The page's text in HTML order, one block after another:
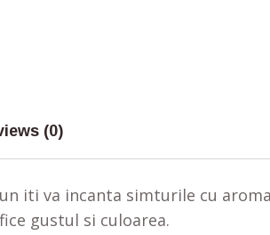
(0)
iti va incanta simturile cu
gustul si culoarea.